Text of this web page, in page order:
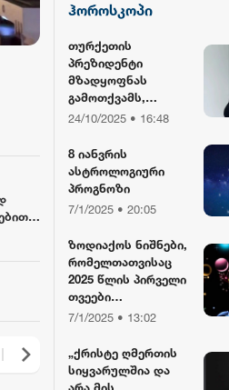
3
სილქ უნივერსალი
TV პირველი
რიონი
ჰოროსკოპი
თურქეთის
პრეზიდენტი
მზადყოფნას
გამოთქვამს,
რუსეთისა და აშშ-
მასპინძლობისთვის
24/10/2025 • 16:48
8 იანვრის
ასტროლოგიური
პროგნოზი
7/1/2025 • 20:05
ზოდიაქოს ნიშნები,
რომელთათვისაც
2025 წლის პირველი
თვეები
განსაკუთრებით
იქნება
7/1/2025 • 13:02
„ქრისტე ღმერთის
სიყვარულშია და